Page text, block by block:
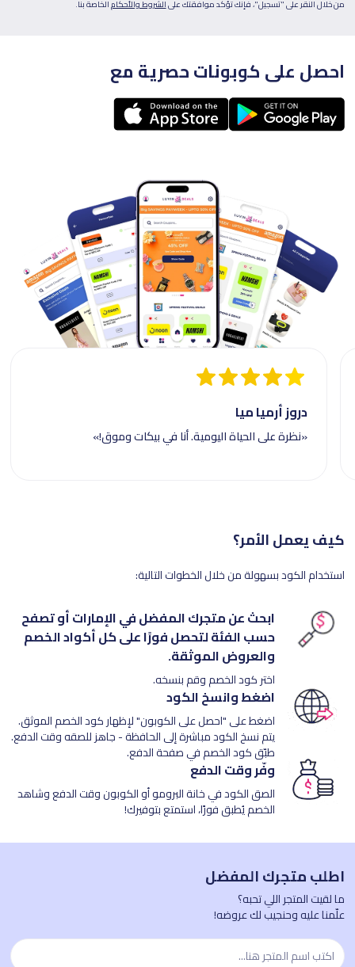
من خلال النقر على "تسجيل"، فإنك تؤكد موافقتك علىالشروط والأحكامالخاصة بنا.
احصل على كوبونات حصرية مع
دروز أرميا ميا
«نظرة على الحياة اليومية. أنا في بيكات وموق!»
كيف يعمل الأمر؟
استخدام الكود بسهولة من خلال الخطوات التالية:
ابحث عن متجرك المفضل في الإمارات أو تصفح
حسب الفئة لتحصل فورًا على كل أكواد الخصم
والعروض الموثقة.
اختر كود الخصم وقم بنسخه.
اضغط وانسخ الكود
اضغط على "احصل على الكوبون" لإظهار كود الخصم الموثق.
يتم نسخ الكود مباشرة إلى الحافظة - جاهز للصقه وقت الدفع.
طبّق كود الخصم في صفحة الدفع.
وفّر وقت الدفع
الصق الكود في خانة البرومو أو الكوبون وقت الدفع وشاهد
الخصم يُطبق فورًا، استمتع بتوفيرك!
اطلب متجرك المفضل
ما لقيت المتجر اللي تحبه؟
علّمنا عليه وحنجيب لك عروضه!